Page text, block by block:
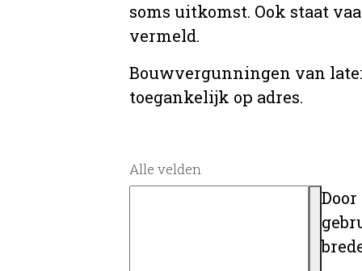
soms uitkomst. Ook staat
vermeld.
Bouwvergunningen van
toegankelijk op adres.
Alle velden